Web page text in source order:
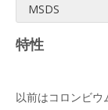
MSDS
特性
以前はコロンビ